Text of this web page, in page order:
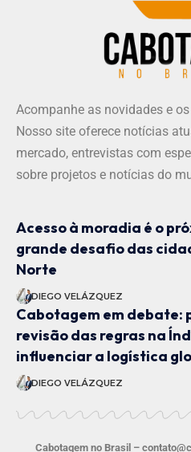
Acompanhe as novidades e
Nosso site oferece notícias
mercado, entrevistas com
sobre projetos e notícias do
Acesso à moradia é o
grande desafio das
Norte
DIEGO VELÁZQUEZ
Cabotagem em debate:
revisão das regras na
influenciar a logística
DIEGO VELÁZQUEZ
Cabotagem no Brasil –